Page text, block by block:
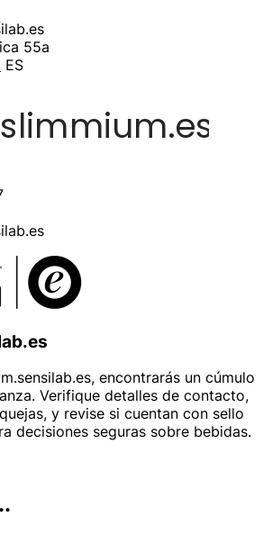
55a
ES
encontrarás un cúmulo
Verifique detalles de contacto,
y revise si cuentan con sello
decisiones seguras sobre bebidas.